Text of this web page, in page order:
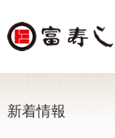
新着情報